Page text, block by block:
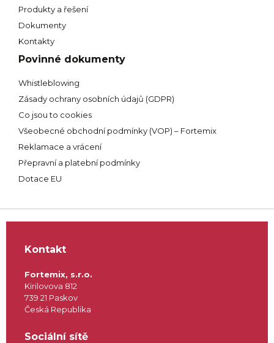
Produkty a řešení
Dokumenty
Kontakty
Povinné dokumenty
Whistleblowing
Zásady ochrany osobních údajů (GDPR)
Co jsou to cookies
Všeobecné obchodní podmínky (VOP) – Fortemix
Reklamace a vrácení
Přepravní a platební podmínky
Dotace EU
Kontakt
Fortemix, s.r.o.
Kirilovova 812
739 21 Paskov
Česká Republika
Sociální sítě